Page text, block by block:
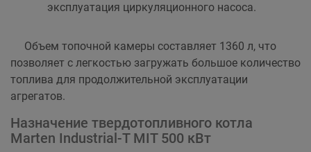
эксплуатация циркуляционного насоса.
Объем топочной камеры составляет 1360 л, что
позволяет с легкостью загружать большое количество
топлива для продолжительной эксплуатации
агрегатов.
Назначение твердотопливного котла
Marten Industrial-T MIT 500 кВт